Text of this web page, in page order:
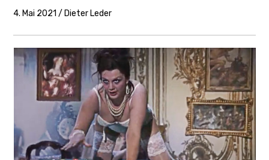
4. Mai 2021 / Dieter Leder